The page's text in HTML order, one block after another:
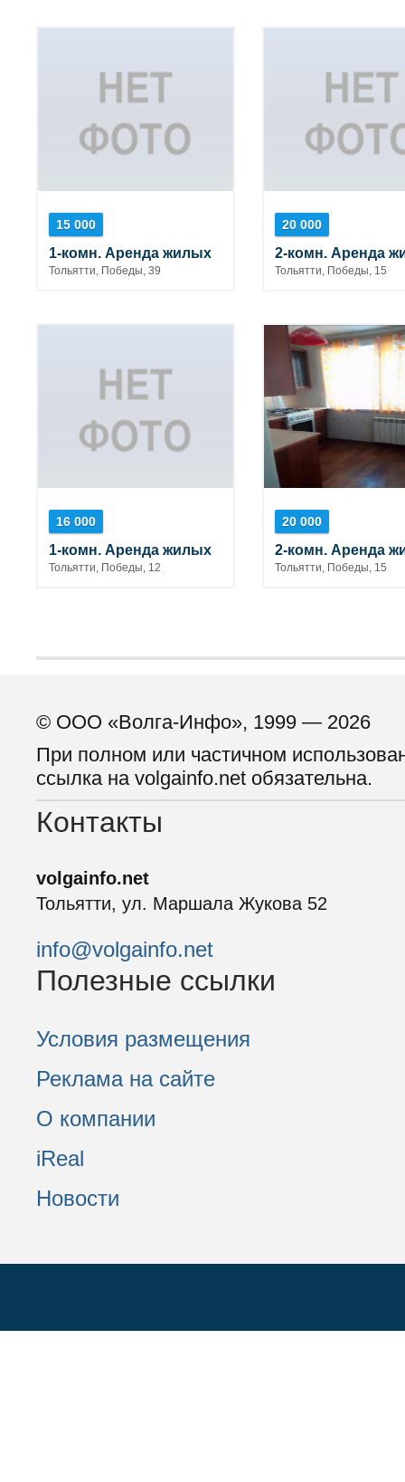
15 000
1-комн. Аренда жилых
Тольятти, Победы, 39
20 000
2-комн. Аренда
Тольятти, Победы, 15
16 000
1-комн. Аренда жилых
Тольятти, Победы, 12
20 000
2-комн. Аренда
Тольятти, Победы, 15
© ООО «Волга-Инфо», 1999 — 2026
При полном или частичном
ссылка на volgainfo.net обязательна.
Контакты
volgainfo.net
Тольятти, ул. Маршала Жукова 52
info@volgainfo.net
Полезные ссылки
Условия размещения
Реклама на сайте
О компании
iReal
Новости